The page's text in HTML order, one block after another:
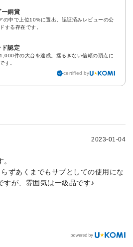
ー銅賞
の中で上位10%に選出。認証済みレビューの公
する存在です。
認定
件の大台を達成。揺るぎない信頼の頂点に
す。
certified by
2023-01-04
ずあくまでもサブとしての使用にな
すが、雰囲気は一級品です♪